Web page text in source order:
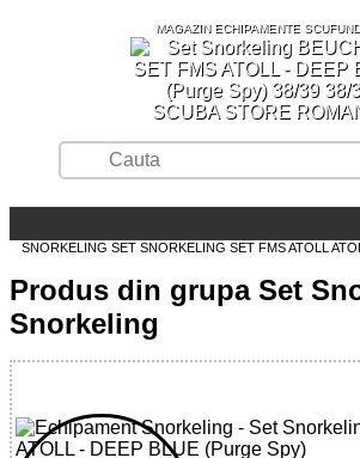
MAGAZIN ECHIPAMENTE
SCUBA STORE
SNORKELING SET SNORKELING SET FMS ATOLL
Produs din grupa Set
Snorkeling